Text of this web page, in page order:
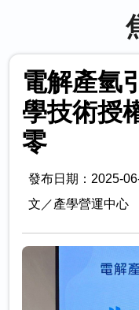
電解產氫
學技術授
零
發布日期：2025-
文／產學營運中心